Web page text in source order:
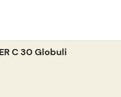
C 30 Globuli